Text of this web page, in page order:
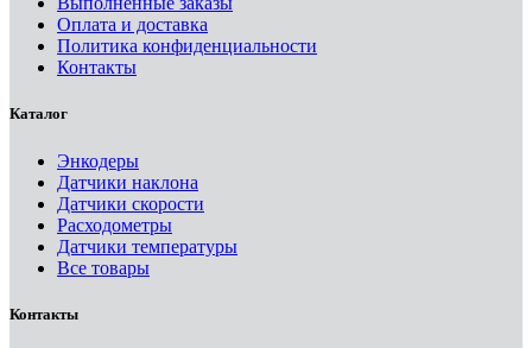
Оплата и доставка
Политика конфиденциальности
Контакты
Каталог
Энкодеры
Датчики наклона
Датчики скорости
Расходометры
Датчики температуры
Все товары
Контакты